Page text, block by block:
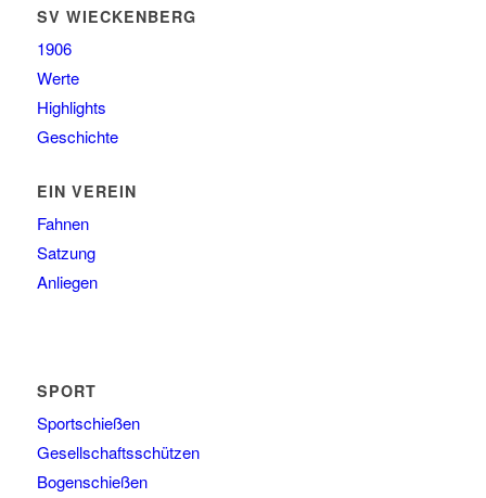
SV WIECKENBERG
1906
Werte
Highlights
Geschichte
EIN VEREIN
Fahnen
Satzung
Anliegen
SPORT
Sportschießen
Gesellschaftsschützen
Bogenschießen